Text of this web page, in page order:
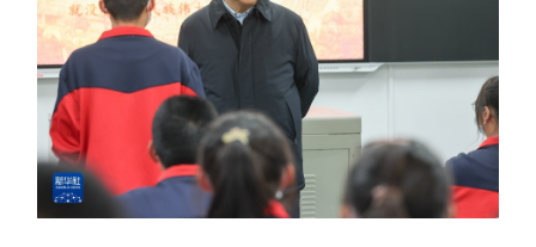
文化 书画 健康
访谈 视频 图片 政务
法律 中央文件 金融 汽车
食品 人居 信息化 数字经济
学术中国 乡村振兴 银龄 溯源中国